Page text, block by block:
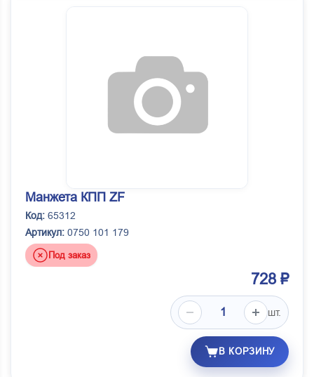
Манжета КПП ZF
Код: 65312
Артикул: 0750 101 179
Под заказ
728 ₽
шт.
В КОРЗИНУ